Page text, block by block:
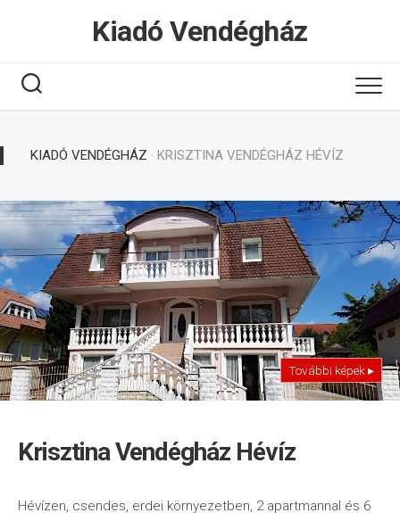
Kiadó Vendégház
KIADÓ VENDÉGHÁZ · KRISZTINA VENDÉGHÁZ HÉVÍZ
További képek ▸
Krisztina Vendégház Hévíz
Hévízen, csendes, erdei környezetben, 2 apartmannal és 6